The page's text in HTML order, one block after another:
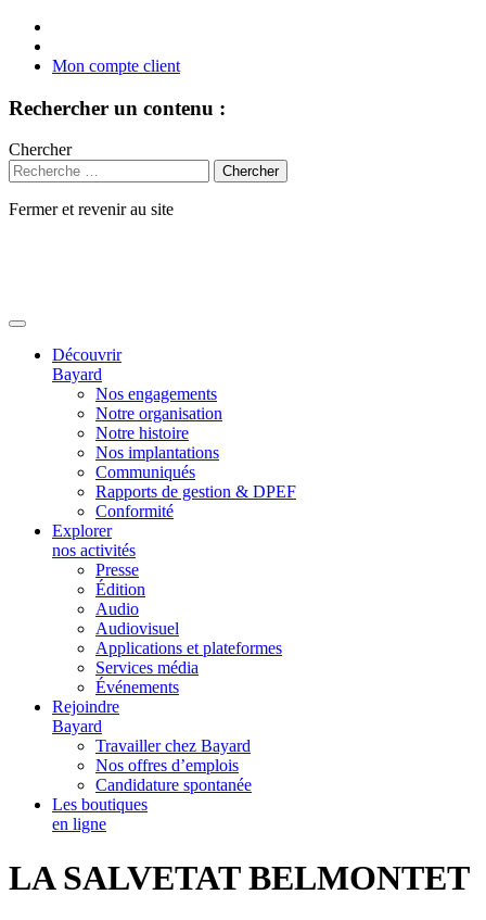
Mon compte client
Rechercher un contenu :
Chercher
Fermer et revenir au site
Découvrir
Bayard
Nos engagements
Notre organisation
Notre histoire
Nos implantations
Communiqués
Rapports de gestion & DPEF
Conformité
Explorer
nos activités
Presse
Édition
Audio
Audiovisuel
Applications et plateformes
Services média
Événements
Rejoindre
Bayard
Travailler chez Bayard
Nos offres d’emplois
Candidature spontanée
Les boutiques
en ligne
LA SALVETAT BELMONTET